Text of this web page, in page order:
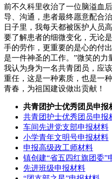
前不久科里收治了一位脑溢血
导、沟通，患者最终愿意配合
日子里，我每天都被医护人员
要了解患者的细微变化，无论
手的劳作，更重要的是心的付
是一件神圣的工作。”微笑的力
我认为身为一名共青团员，应
重任，这是一种素质，也是一
青春，为祖国建设做出贡献！
共青团护士优秀团员申报
共青团护士优秀团员申报
车间先进党支部申报材料
小学青年文明号申报材料
申报高级政工师材料
镇创建“省五四红旗团委”
先进班级申报材料